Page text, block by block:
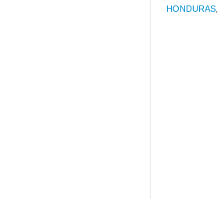
HONDURAS